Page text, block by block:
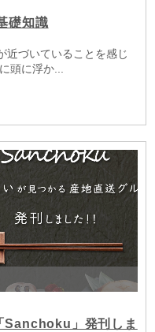
礎知識
近づいていることを感じ
頭に浮か...
Sanchoku」発刊しま